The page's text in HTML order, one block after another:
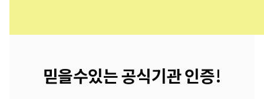
믿을수있는 공식기관 인증!